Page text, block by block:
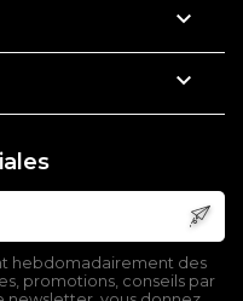


hebdomadairement des
promotions, conseils par